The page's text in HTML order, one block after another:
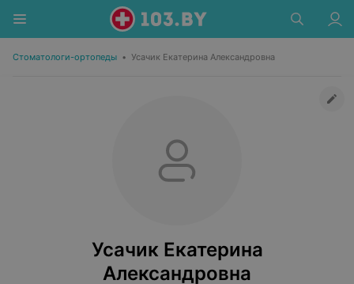
Стоматологи-ортопеды • Усачик Екатерина Александровна
Усачик Екатерина
Александровна